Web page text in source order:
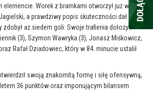
Worek z bramkami otworzył już w 5.
a prawdziwy popis skuteczności dał
zdobył aż siedem goli. Swoje trafienia dołożyli
(3), Szymon Wawryka (3), Jonasz Miśkowicz,
Rafał Dziadowiec, który w 84. minucie ustalił
swoją znakomitą formę i siłę ofensywną,
36 punktów oraz imponującym bilansem